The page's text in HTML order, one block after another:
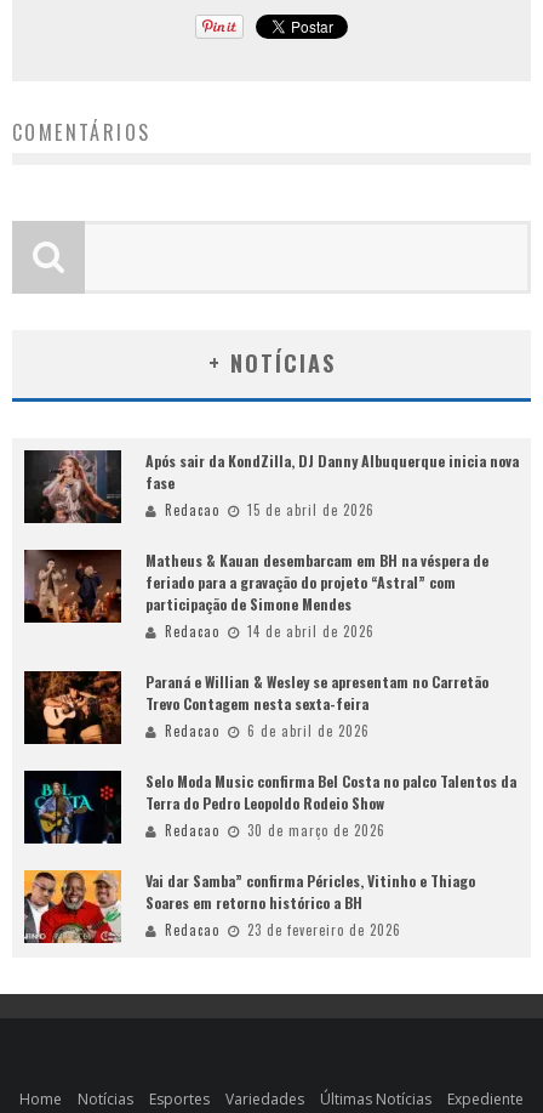
COMENTÁRIOS
+ NOTÍCIAS
Após sair da KondZilla, DJ Danny Albuquerque inicia nova
fase
Redacao 15 de abril de 2026
Matheus & Kauan desembarcam em BH na véspera de
feriado para a gravação do projeto “Astral” com
participação de Simone Mendes
Redacao 14 de abril de 2026
Paraná e Willian & Wesley se apresentam no Carretão
Trevo Contagem nesta sexta-feira
Redacao 6 de abril de 2026
Selo Moda Music confirma Bel Costa no palco Talentos da
Terra do Pedro Leopoldo Rodeio Show
Redacao 30 de março de 2026
Vai dar Samba” confirma Péricles, Vitinho e Thiago
Soares em retorno histórico a BH
Redacao 23 de fevereiro de 2026
Home Notícias Esportes Variedades Últimas Notícias Expediente